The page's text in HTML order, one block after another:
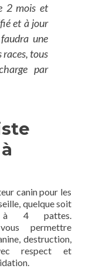
2 mois et
et à jour
une
races, tous
par
canin pour les
quelque soit
à 4 pattes.
permettre
destruction,
respect et